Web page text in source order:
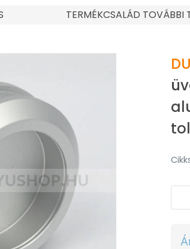
TERMÉKCSALÁD TOVÁBBI